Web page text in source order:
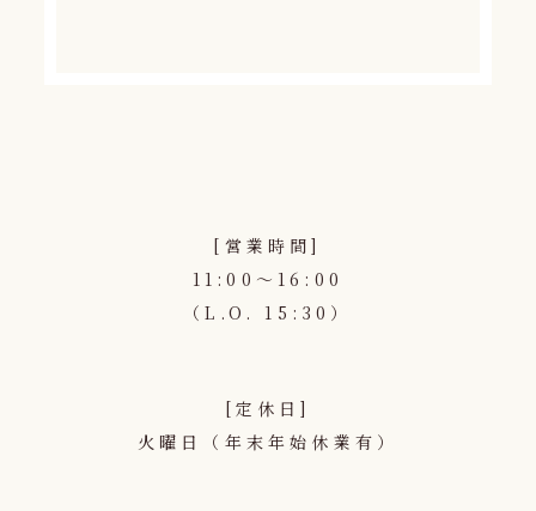
[営業時間]
11:00〜16:00
（L.O. 15:30）
[定休日]
火曜日（年末年始休業有）